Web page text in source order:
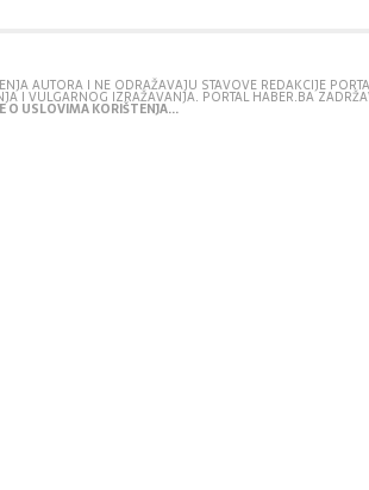
AUTORA I NE ODRAŽAVAJU STAVOVE REDAKCIJE
I VULGARNOG IZRAŽAVANJA. PORTAL HABER.BA
O USLOVIMA KORIŠTENJA...